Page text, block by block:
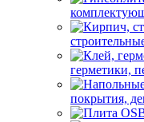
герметики,
покрытия,